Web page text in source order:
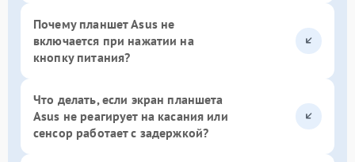
Почему планшет Asus не
включается при нажатии на
кнопку питания?
Что делать, если экран планшета
Asus не реагирует на касания или
сенсор работает с задержкой?